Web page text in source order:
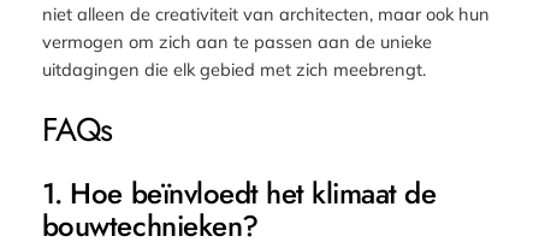
niet alleen de creativiteit van architecten, maar ook hun
vermogen om zich aan te passen aan de unieke
uitdagingen die elk gebied met zich meebrengt.
FAQs
1. Hoe beïnvloedt het klimaat de
bouwtechnieken?